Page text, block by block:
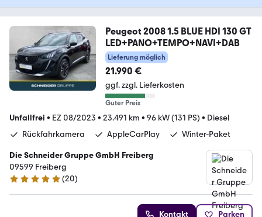
Peugeot 2008 1.5 BLUE HDI 130 GT
LED+PANO+TEMPO+NAVI+DAB
Lieferung möglich
21.990 €
ggf. zzgl. Lieferkosten
Guter Preis
Unfallfrei • EZ 08/2023 • 23.491 km • 96 kW (131 PS) • Diesel
Rückfahrkamera
AppleCarPlay Winter-Paket
Die Schneider Gruppe GmbH Freiberg
09599 Freiberg
5 Sterne
(20)
Kontakt Parken